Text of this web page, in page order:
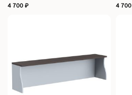
4 700 ₽
4 700